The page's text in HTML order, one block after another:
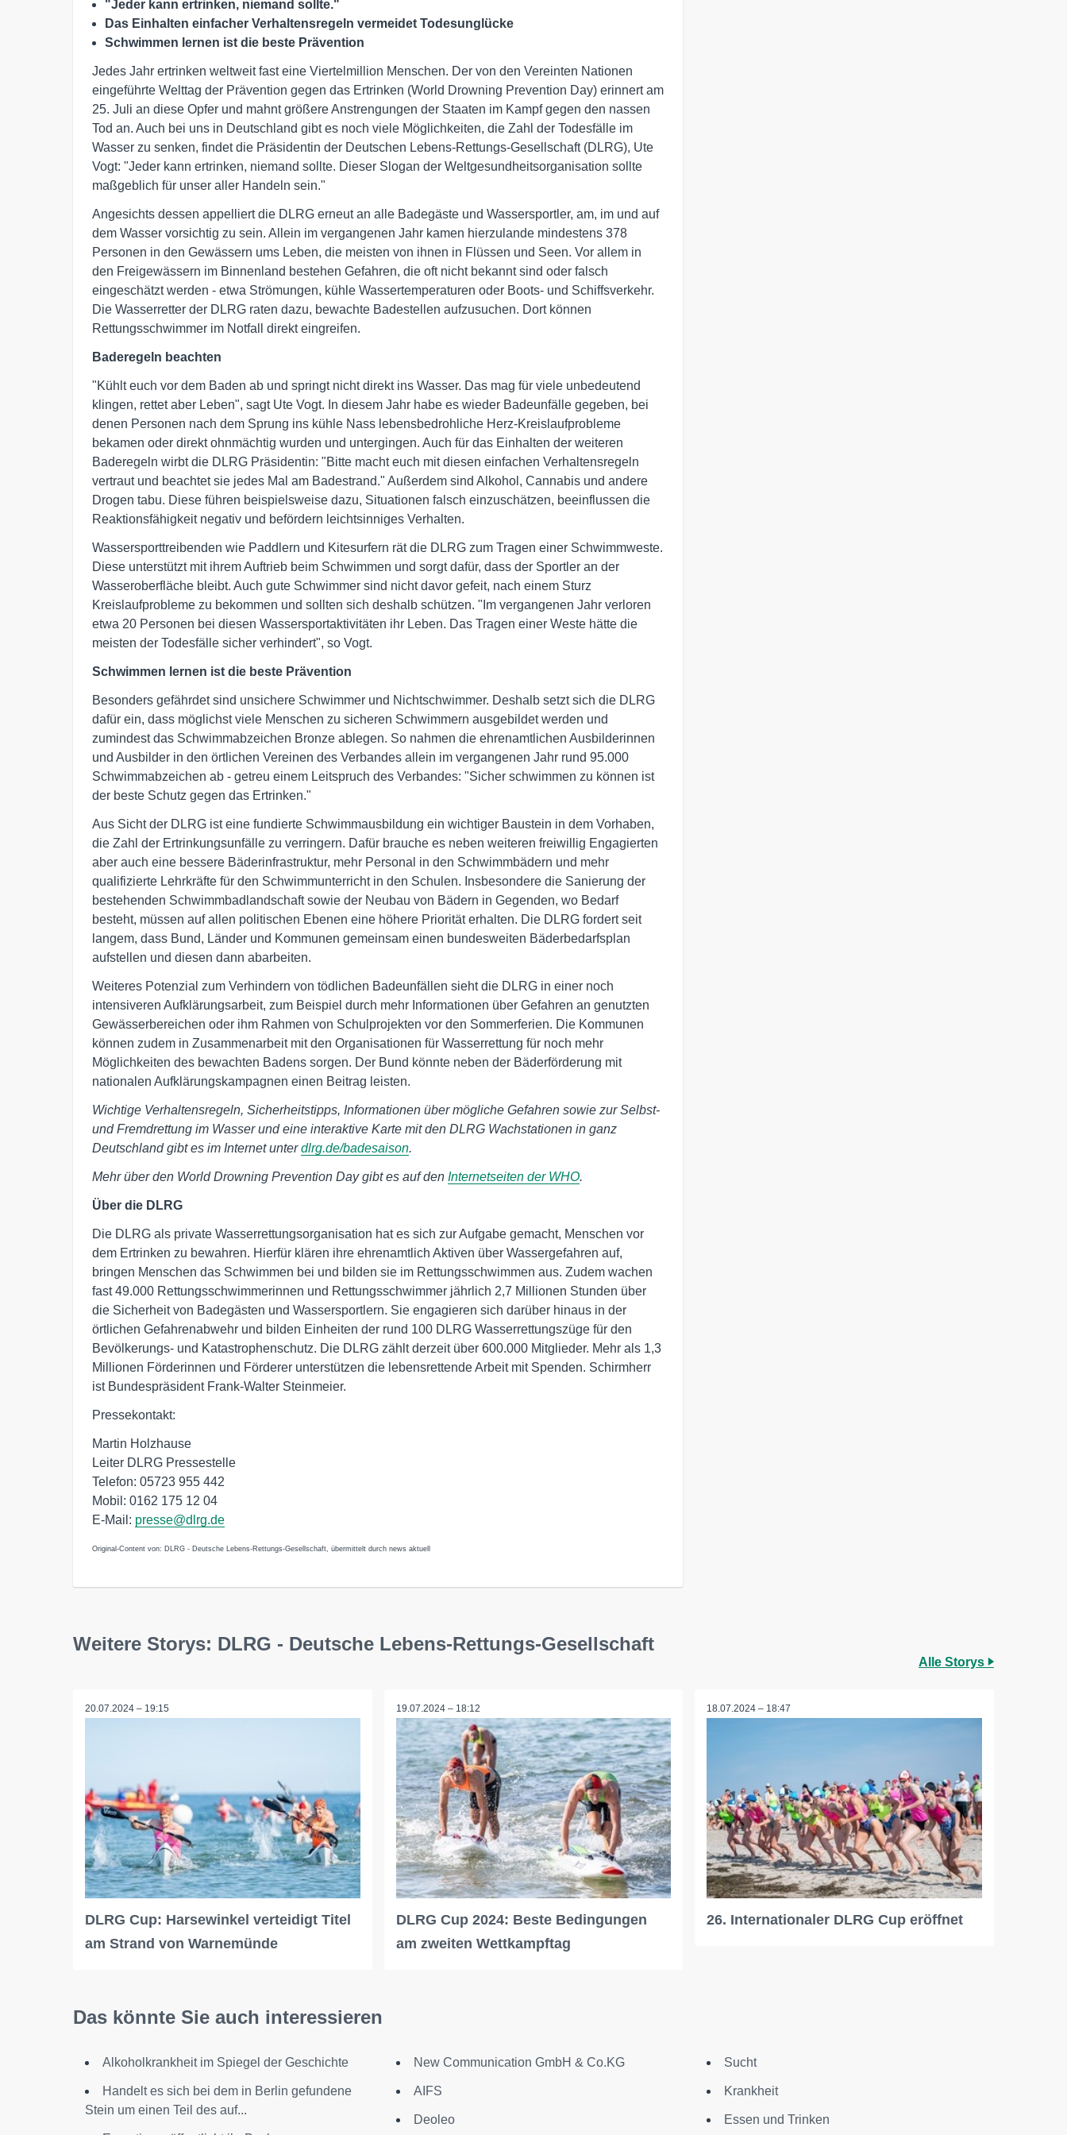
"Jeder kann ertrinken, niemand sollte."
Das Einhalten einfacher Verhaltensregeln vermeidet Todesunglücke
Schwimmen lernen ist die beste Prävention
Jedes Jahr ertrinken weltweit fast eine Viertelmillion Menschen. Der von den Vereinten Nationen
eingeführte Welttag der Prävention gegen das Ertrinken (World Drowning Prevention Day) erinnert am
25. Juli an diese Opfer und mahnt größere Anstrengungen der Staaten im Kampf gegen den nassen
Tod an. Auch bei uns in Deutschland gibt es noch viele Möglichkeiten, die Zahl der Todesfälle im
Wasser zu senken, findet die Präsidentin der Deutschen Lebens-Rettungs-Gesellschaft (DLRG), Ute
Vogt: "Jeder kann ertrinken, niemand sollte. Dieser Slogan der Weltgesundheitsorganisation sollte
maßgeblich für unser aller Handeln sein."
Angesichts dessen appelliert die DLRG erneut an alle Badegäste und Wassersportler, am, im und auf
dem Wasser vorsichtig zu sein. Allein im vergangenen Jahr kamen hierzulande mindestens 378
Personen in den Gewässern ums Leben, die meisten von ihnen in Flüssen und Seen. Vor allem in
den Freigewässern im Binnenland bestehen Gefahren, die oft nicht bekannt sind oder falsch
eingeschätzt werden - etwa Strömungen, kühle Wassertemperaturen oder Boots- und Schiffsverkehr.
Die Wasserretter der DLRG raten dazu, bewachte Badestellen aufzusuchen. Dort können
Rettungsschwimmer im Notfall direkt eingreifen.
Baderegeln beachten
"Kühlt euch vor dem Baden ab und springt nicht direkt ins Wasser. Das mag für viele unbedeutend
klingen, rettet aber Leben", sagt Ute Vogt. In diesem Jahr habe es wieder Badeunfälle gegeben, bei
denen Personen nach dem Sprung ins kühle Nass lebensbedrohliche Herz-Kreislaufprobleme
bekamen oder direkt ohnmächtig wurden und untergingen. Auch für das Einhalten der weiteren
Baderegeln wirbt die DLRG Präsidentin: "Bitte macht euch mit diesen einfachen Verhaltensregeln
vertraut und beachtet sie jedes Mal am Badestrand." Außerdem sind Alkohol, Cannabis und andere
Drogen tabu. Diese führen beispielsweise dazu, Situationen falsch einzuschätzen, beeinflussen die
Reaktionsfähigkeit negativ und befördern leichtsinniges Verhalten.
Wassersporttreibenden wie Paddlern und Kitesurfern rät die DLRG zum Tragen einer Schwimmweste.
Diese unterstützt mit ihrem Auftrieb beim Schwimmen und sorgt dafür, dass der Sportler an der
Wasseroberfläche bleibt. Auch gute Schwimmer sind nicht davor gefeit, nach einem Sturz
Kreislaufprobleme zu bekommen und sollten sich deshalb schützen. "Im vergangenen Jahr verloren
etwa 20 Personen bei diesen Wassersportaktivitäten ihr Leben. Das Tragen einer Weste hätte die
meisten der Todesfälle sicher verhindert", so Vogt.
Schwimmen lernen ist die beste Prävention
Besonders gefährdet sind unsichere Schwimmer und Nichtschwimmer. Deshalb setzt sich die DLRG
dafür ein, dass möglichst viele Menschen zu sicheren Schwimmern ausgebildet werden und
zumindest das Schwimmabzeichen Bronze ablegen. So nahmen die ehrenamtlichen Ausbilderinnen
und Ausbilder in den örtlichen Vereinen des Verbandes allein im vergangenen Jahr rund 95.000
Schwimmabzeichen ab - getreu einem Leitspruch des Verbandes: "Sicher schwimmen zu können ist
der beste Schutz gegen das Ertrinken."
Aus Sicht der DLRG ist eine fundierte Schwimmausbildung ein wichtiger Baustein in dem Vorhaben,
die Zahl der Ertrinkungsunfälle zu verringern. Dafür brauche es neben weiteren freiwillig Engagierten
aber auch eine bessere Bäderinfrastruktur, mehr Personal in den Schwimmbädern und mehr
qualifizierte Lehrkräfte für den Schwimmunterricht in den Schulen. Insbesondere die Sanierung der
bestehenden Schwimmbadlandschaft sowie der Neubau von Bädern in Gegenden, wo Bedarf
besteht, müssen auf allen politischen Ebenen eine höhere Priorität erhalten. Die DLRG fordert seit
langem, dass Bund, Länder und Kommunen gemeinsam einen bundesweiten Bäderbedarfsplan
aufstellen und diesen dann abarbeiten.
Weiteres Potenzial zum Verhindern von tödlichen Badeunfällen sieht die DLRG in einer noch
intensiveren Aufklärungsarbeit, zum Beispiel durch mehr Informationen über Gefahren an genutzten
Gewässerbereichen oder ihm Rahmen von Schulprojekten vor den Sommerferien. Die Kommunen
können zudem in Zusammenarbeit mit den Organisationen für Wasserrettung für noch mehr
Möglichkeiten des bewachten Badens sorgen. Der Bund könnte neben der Bäderförderung mit
nationalen Aufklärungskampagnen einen Beitrag leisten.
Wichtige Verhaltensregeln, Sicherheitstipps, Informationen über mögliche Gefahren sowie zur Selbst-
und Fremdrettung im Wasser und eine interaktive Karte mit den DLRG Wachstationen in ganz
Deutschland gibt es im Internet unterdlrg.de/badesaison.
Mehr über den World Drowning Prevention Day gibt es auf den Internetseiten der WHO.
Über die DLRG
Die DLRG als private Wasserrettungsorganisation hat es sich zur Aufgabe gemacht, Menschen vor
dem Ertrinken zu bewahren. Hierfür klären ihre ehrenamtlich Aktiven über Wassergefahren auf,
bringen Menschen das Schwimmen bei und bilden sie im Rettungsschwimmen aus. Zudem wachen
fast 49.000 Rettungsschwimmerinnen und Rettungsschwimmer jährlich 2,7 Millionen Stunden über
die Sicherheit von Badegästen und Wassersportlern. Sie engagieren sich darüber hinaus in der
örtlichen Gefahrenabwehr und bilden Einheiten der rund 100 DLRG Wasserrettungszüge für den
Bevölkerungs- und Katastrophenschutz. Die DLRG zählt derzeit über 600.000 Mitglieder. Mehr als 1,3
Millionen Förderinnen und Förderer unterstützen die lebensrettende Arbeit mit Spenden. Schirmherr
ist Bundespräsident Frank-Walter Steinmeier.
Pressekontakt:
Martin Holzhause
Leiter DLRG Pressestelle
Telefon: 05723 955 442
Mobil: 0162 175 12 04
E-Mail: presse@dlrg.de
Original-Content von: DLRG - Deutsche Lebens-Rettungs-Gesellschaft, übermittelt durch news aktuell
Weitere Storys: DLRG - Deutsche Lebens-Rettungs-Gesellschaft
Alle Storys
20.07.2024 – 19:15
DLRG Cup: Harsewinkel verteidigt Titel
am Strand von Warnemünde
19.07.2024 – 18:12
DLRG Cup 2024: Beste Bedingungen
am zweiten Wettkampftag
18.07.2024 – 18:47
26. Internationaler DLRG Cup eröffnet
Das könnte Sie auch interessieren
Alkoholkrankheit im Spiegel der Geschichte
Handelt es sich bei dem in Berlin gefundene
Stein um einen Teil des auf...
New Communication GmbH & Co.KG
AIFS
Deoleo
Sucht
Krankheit
Essen und Trinken